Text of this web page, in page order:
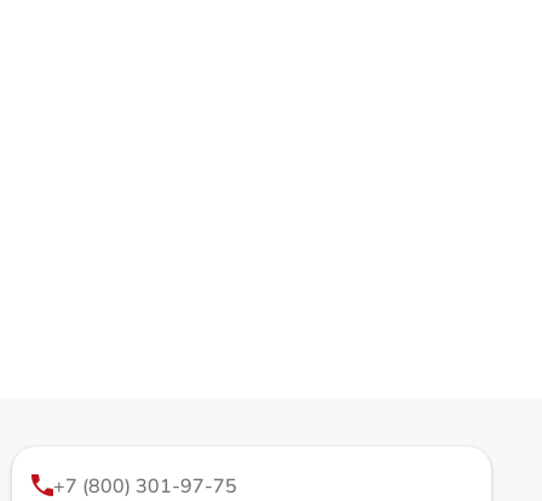
+7 (800) 301-97-75